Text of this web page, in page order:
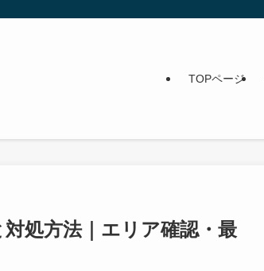
TOPページ
処方法｜エリア確認・最